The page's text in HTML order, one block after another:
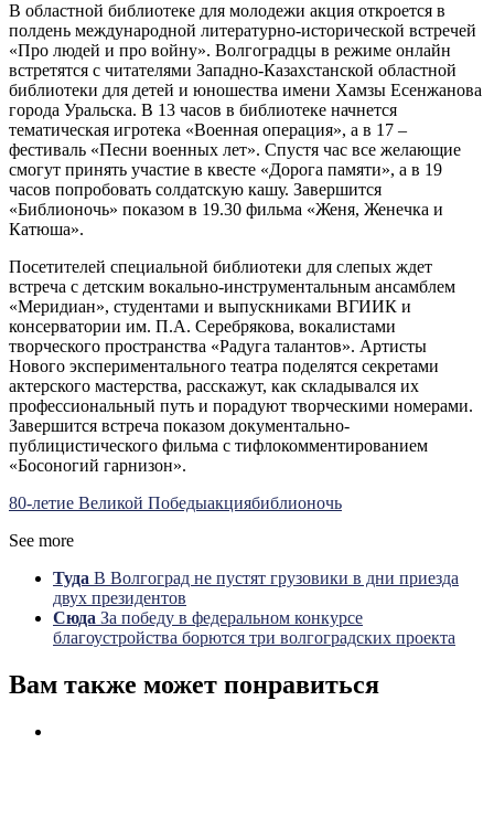
В областной библиотеке для молодежи акция откроется в
полдень международной литературно-исторической встречей
«Про людей и про войну». Волгоградцы в режиме онлайн
встретятся с читателями Западно-Казахстанской областной
библиотеки для детей и юношества имени Хамзы Есенжанова
города Уральска. В 13 часов в библиотеке начнется
тематическая игротека «Военная операция», а в 17 –
фестиваль «Песни военных лет». Спустя час все желающие
смогут принять участие в квесте «Дорога памяти», а в 19
часов попробовать солдатскую кашу. Завершится
«Библионочь» показом в 19.30 фильма «Женя, Женечка и
Катюша».
Посетителей специальной библиотеки для слепых ждет
встреча с детским вокально-инструментальным ансамблем
«Меридиан», студентами и выпускниками ВГИИК и
консерватории им. П.А. Серебрякова, вокалистами
творческого пространства «Радуга талантов». Артисты
Нового экспериментального театра поделятся секретами
актерского мастерства, расскажут, как складывался их
профессиональный путь и порадуют творческими номерами.
Завершится встреча показом документально-
публицистического фильма с тифлокомментированием
«Босоногий гарнизон».
80-летие Великой Победыакциябиблионочь
See more
Туда В Волгоград не пустят грузовики в дни приезда
двух президентов
Сюда За победу в федеральном конкурсе
благоустройства борются три волгоградских проекта
Вам также может понравиться